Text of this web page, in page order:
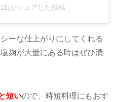
がシェアした投稿
ーな仕上がりにしてくれる
麹が大量にある時はぜひ漬
短いので、時短料理にもおす